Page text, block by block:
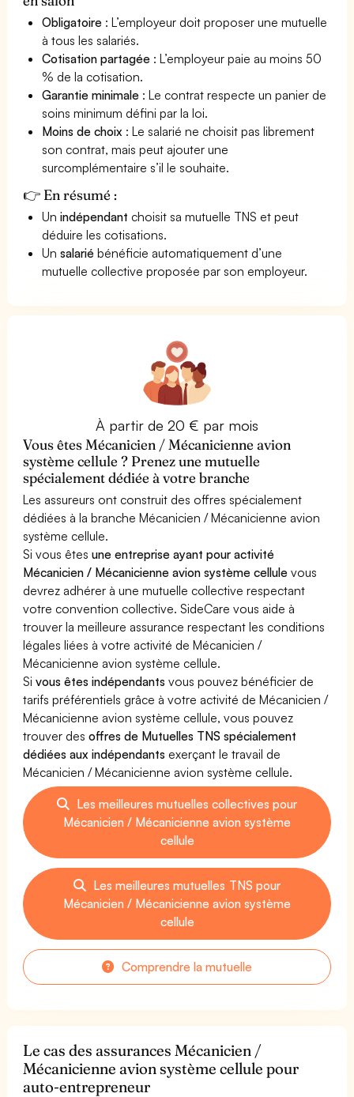
Obligatoire : L’employeur doit proposer une mutuelle
à tous les salariés.
Cotisation partagée : L’employeur paie au moins 50
% de la cotisation.
Garantie minimale : Le contrat respecte un panier de
soins minimum défini par la loi.
Moins de choix : Le salarié ne choisit pas librement
son contrat, mais peut ajouter une
surcomplémentaire s’il le souhaite.
👉 En résumé :
Unindépendant choisit sa mutuelle TNS et peut
déduire les cotisations.
Unsalarié bénéficie automatiquement d’une
mutuelle collective proposée par son employeur.
À partir de 20 € par mois
Vous êtes Mécanicien / Mécanicienne avion
système cellule ? Prenez une mutuelle
spécialement dédiée à votre branche
Les assureurs ont construit des offres spécialement
dédiées à la branche Mécanicien / Mécanicienne avion
système cellule.
Si vous êtesune entreprise ayant pour activité
Mécanicien / Mécanicienne avion système cellule vous
devrez adhérer à une mutuelle collective respectant
votre convention collective. SideCare vous aide à
trouver la meilleure assurance respectant les conditions
légales liées à votre activité de Mécanicien /
Mécanicienne avion système cellule.
Sivous êtes indépendants vous pouvez bénéficier de
tarifs préférentiels grâce à votre activité de Mécanicien /
Mécanicienne avion système cellule, vous pouvez
trouver desoffres de Mutuelles TNS spécialement
dédiées aux indépendants exerçant le travail de
Mécanicien / Mécanicienne avion système cellule.
Les meilleures mutuelles collectives pour
Mécanicien / Mécanicienne avion système
cellule
Les meilleures mutuelles TNS pour
Mécanicien / Mécanicienne avion système
cellule
Comprendre la mutuelle
Le cas des assurances Mécanicien /
Mécanicienne avion système cellule pour
auto-entrepreneur